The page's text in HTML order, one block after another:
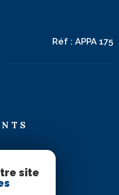
salon de jardin. Parking
maximum : 2
Réf : APPA 175
site